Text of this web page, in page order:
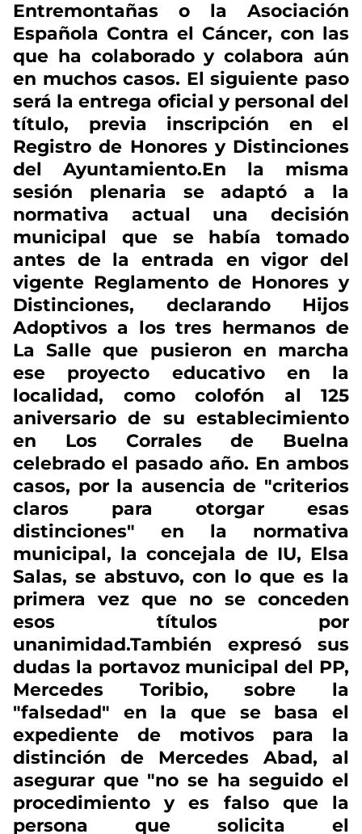
Entremontañas o la Asociación
Española Contra el Cáncer, con las
que ha colaborado y colabora aún
en muchos casos. El siguiente paso
será la entrega oficial y personal del
título, previa inscripción en el
Registro de Honores y Distinciones
del Ayuntamiento.En la misma
sesión plenaria se adaptó a la
normativa actual una decisión
municipal que se había tomado
antes de la entrada en vigor del
vigente Reglamento de Honores y
Distinciones, declarando Hijos
Adoptivos a los tres hermanos de
La Salle que pusieron en marcha
ese proyecto educativo en la
localidad, como colofón al 125
aniversario de su establecimiento
en Los Corrales de Buelna
celebrado el pasado año. En ambos
casos, por la ausencia de "criterios
claros para otorgar esas
distinciones" en la normativa
municipal, la concejala de IU, Elsa
Salas, se abstuvo, con lo que es la
primera vez que no se conceden
esos títulos por
unanimidad.También expresó sus
dudas la portavoz municipal del PP,
Mercedes Toribio, sobre la
"falsedad" en la que se basa el
expediente de motivos para la
distinción de Mercedes Abad, al
asegurar que "no se ha seguido el
procedimiento y es falso que la
persona que solicita el